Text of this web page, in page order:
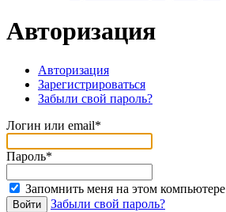
Авторизация
Авторизация
Зарегистрироваться
Забыли свой пароль?
Логин или email*
Пароль*
Запомнить меня на этом компьютере
Забыли свой пароль?